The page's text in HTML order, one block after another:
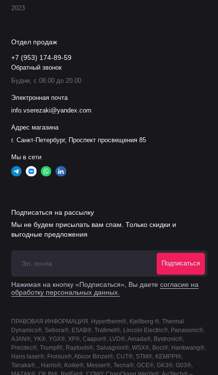
2023
Отдел продаж
+7 (953) 174-89-59
Обратный звонок
Будни, с 08.00 до 20.00
Электронная почта
info.vserezaki@yandex.com
Адрес магазина
г. Санкт-Петербург, Проспект просвещения 85
Мы в сети
Подписаться на рассылку
Мы не будем присылать вам спам. Только скидки и
выгодные предложения
Подписаться
Нажимая на кнопку «Подписаться», Вы даете согласие на
обработку персональных данных.
ПРАВОВАЯ ИНФОРМАЦИЯ. Hypertherm®, Kjellberg ®, Thermal
Dynamics®, Sebora®, ESAB®, Trafimet®, Lincoln Electric®, Panasonic®,
AJAN®, YK®, YGX®, XF®, Сварог®, LVD®, Amada®, Bystronic®,
Precitec®, Trumpf®, Raytools®, Salvagnini®, WSX®, Boci®, Hankwang®,
Hans laser®, Fronius®, Abicor Binzel®, CUT®, STM®, KEMPPI®,
Tanaka®, , Harris®, Koike®, Messer®, Tecna®, GCE®, GK3®, G03®,